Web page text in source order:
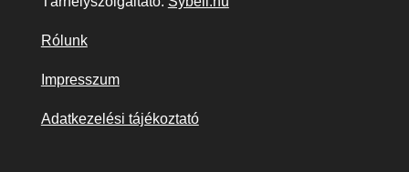
Rólunk
Impresszum
Adatkezelési tájékoztató